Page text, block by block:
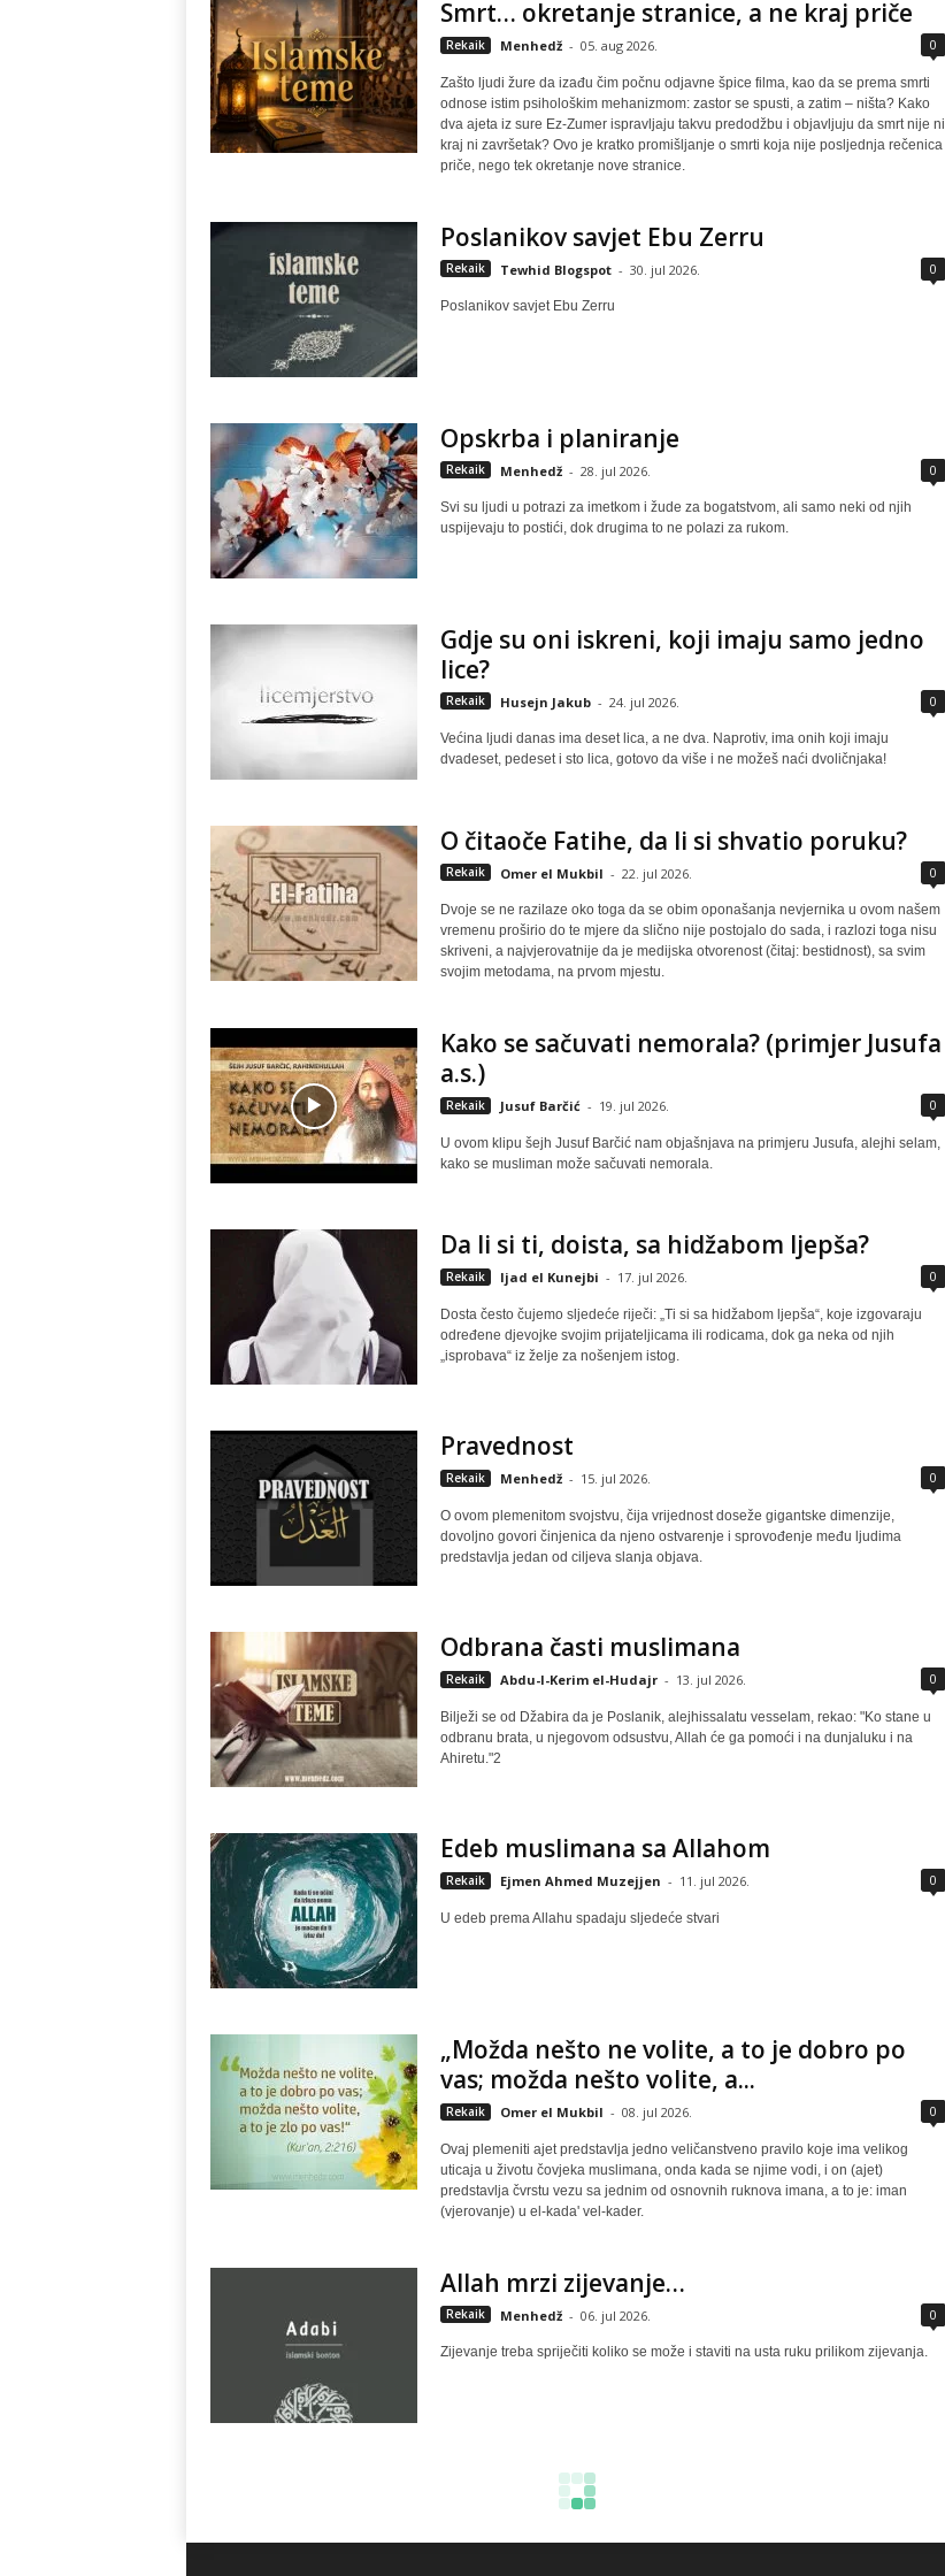
Smrt… okretanje stranice, a ne kraj priče
Rekaik Menhedž - 05. aug 2026. 0
Zašto ljudi žure da izađu čim počnu odjavne špice filma, kao da se prema smrti
odnose istim psihološkim mehanizmom: zastor se spusti, a zatim – ništa? Kako
dva ajeta iz sure Ez-Zumer ispravljaju takvu predodžbu i objavljuju da smrt nije ni
kraj ni završetak? Ovo je kratko promišljanje o smrti koja nije posljednja rečenica
priče, nego tek okretanje nove stranice.
Poslanikov savjet Ebu Zerru
Rekaik Tewhid Blogspot - 30. jul 2026. 0
Poslanikov savjet Ebu Zerru
Opskrba i planiranje
Rekaik Menhedž - 28. jul 2026. 0
Svi su ljudi u potrazi za imetkom i žude za bogatstvom, ali samo neki od njih
uspijevaju to postići, dok drugima to ne polazi za rukom.
Gdje su oni iskreni, koji imaju samo jedno
lice?
Rekaik Husejn Jakub - 24. jul 2026. 0
Većina ljudi danas ima deset lica, a ne dva. Naprotiv, ima onih koji imaju
dvadeset, pedeset i sto lica, gotovo da više i ne možeš naći dvoličnjaka!
O čitaoče Fatihe, da li si shvatio poruku?
Rekaik Omer el Mukbil - 22. jul 2026. 0
Dvoje se ne razilaze oko toga da se obim oponašanja nevjernika u ovom našem
vremenu proširio do te mjere da slično nije postojalo do sada, i razlozi toga nisu
skriveni, a najvjerovatnije da je medijska otvorenost (čitaj: bestidnost), sa svim
svojim metodama, na prvom mjestu.
Kako se sačuvati nemorala? (primjer Jusufa
a.s.)
Rekaik Jusuf Barčić - 19. jul 2026. 0
U ovom klipu šejh Jusuf Barčić nam objašnjava na primjeru Jusufa, alejhi selam,
kako se musliman može sačuvati nemorala.
Da li si ti, doista, sa hidžabom ljepša?
Rekaik Ijad el Kunejbi - 17. jul 2026. 0
Dosta često čujemo sljedeće riječi: „Ti si sa hidžabom ljepša“, koje izgovaraju
određene djevojke svojim prijateljicama ili rodicama, dok ga neka od njih
„isprobava“ iz želje za nošenjem istog.
Pravednost
Rekaik Menhedž - 15. jul 2026. 0
O ovom plemenitom svojstvu, čija vrijednost doseže gigantske dimenzije,
dovoljno govori činjenica da njeno ostvarenje i sprovođenje među ljudima
predstavlja jedan od ciljeva slanja objava.
Odbrana časti muslimana
Rekaik Abdu-l-Kerim el-Hudajr - 13. jul 2026. 0
Bilježi se od Džabira da je Poslanik, alejhissalatu vesselam, rekao: "Ko stane u
odbranu brata, u njegovom odsustvu, Allah će ga pomoći i na dunjaluku i na
Ahiretu."2
Edeb muslimana sa Allahom
Rekaik Ejmen Ahmed Muzejjen - 11. jul 2026. 0
U edeb prema Allahu spadaju sljedeće stvari
„Možda nešto ne volite, a to je dobro po
vas; možda nešto volite, a...
Rekaik Omer el Mukbil - 08. jul 2026. 0
Ovaj plemeniti ajet predstavlja jedno veličanstveno pravilo koje ima velikog
uticaja u životu čovjeka muslimana, onda kada se njime vodi, i on (ajet)
predstavlja čvrstu vezu sa jednim od osnovnih ruknova imana, a to je: iman
(vjerovanje) u el-kada' vel-kader.
Allah mrzi zijevanje…
Rekaik Menhedž - 06. jul 2026. 0
Zijevanje treba spriječiti koliko se može i staviti na usta ruku prilikom zijevanja.